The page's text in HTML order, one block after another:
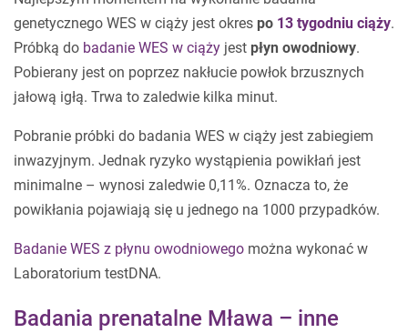
genetycznego WES w ciąży jest okres po 13 tygodniu ciąży.
Próbką do badanie WES w ciąży jest płyn owodniowy.
Pobierany jest on poprzez nakłucie powłok brzusznych
jałową igłą. Trwa to zaledwie kilka minut.
Pobranie próbki do badania WES w ciąży jest zabiegiem
inwazyjnym. Jednak ryzyko wystąpienia powikłań jest
minimalne – wynosi zaledwie 0,11%. Oznacza to, że
powikłania pojawiają się u jednego na 1000 przypadków.
Badanie WES z płynu owodniowego można wykonać w
Laboratorium testDNA.
Badania prenatalne Mława – inne